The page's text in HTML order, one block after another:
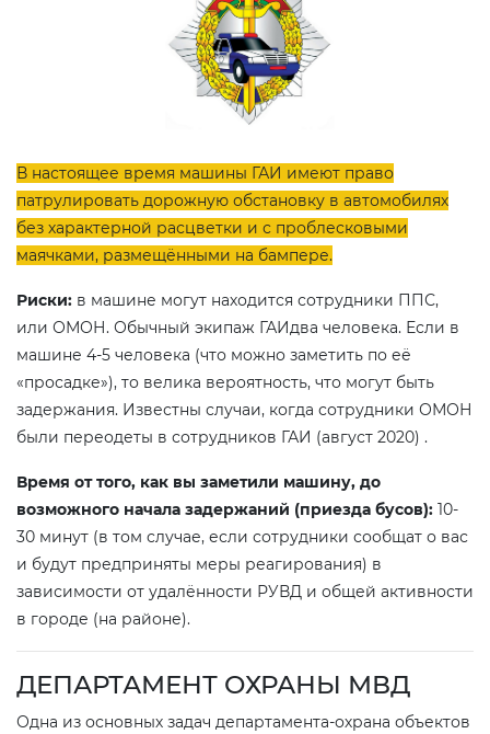
В настоящее время машины ГАИ имеют право
патрулировать дорожную обстановку в автомобилях
без характерной расцветки и с проблесковыми
маячками, размещёнными на бампере.
Риски: в машине могут находится сотрудники ППС,
или ОМОН. Обычный экипаж ГАИдва человека. Если в
машине 4-5 человека (что можно заметить по её
«просадке»), то велика вероятность, что могут быть
задержания. Известны случаи, когда сотрудники ОМОН
были переодеты в сотрудников ГАИ (август 2020) .
Время от того, как вы заметили машину, до
возможного начала задержаний (приезда бусов): 10-
30 минут (в том случае, если сотрудники сообщат о вас
и будут предприняты меры реагирования) в
зависимости от удалённости РУВД и общей активности
в городе (на районе).
ДЕПАРТАМЕНТ ОХРАНЫ МВД
Одна из основных задач департамента-охрана объектов